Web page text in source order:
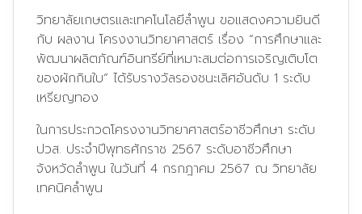
วิทยาลัยเกษตรและเทคโนโลยีลำพูน ขอแสดงความยินดี
กับ ผลงาน โครงงานวิทยาศาสตร์ เรื่อง “การศึกษาและ
พัฒนาผลิตภัณฑ์อินทรีย์ที่เหมาะสมต่อการเจริญเติบโต
ของผักกินใบ” ได้รับรางวัลรองชนะเลิศอันดับ 1 ระดับ
เหรียญทอง
ในการประกวดโครงงานวิทยาศาสตร์อาชีวศึกษา ระดับ
ปวส. ประจำปีพุทธศักราช 2567 ระดับอาชีวศึกษา
จังหวัดลำพูน ในวันที่ 4 กรกฎาคม 2567 ณ วิทยาลัย
เทคนิคลำพูน